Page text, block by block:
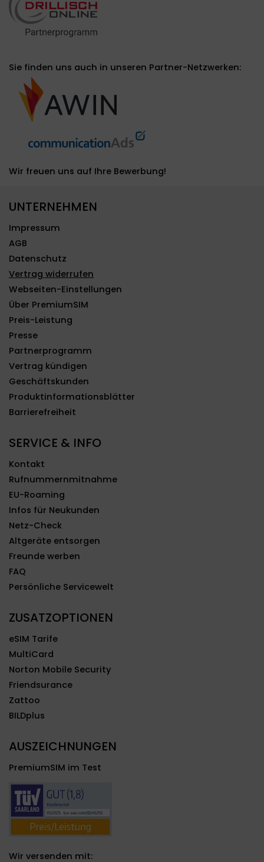
Sie finden uns auch in unseren Partner-Netzwerken:
Wir freuen uns auf Ihre Bewerbung!
UNTERNEHMEN
Impressum
AGB
Datenschutz
Vertrag widerrufen
Webseiten-Einstellungen
Über PremiumSIM
Preis-Leistung
Presse
Partnerprogramm
Vertrag kündigen
Geschäftskunden
Produktinformationsblätter
Barrierefreiheit
SERVICE & INFO
Kontakt
Rufnummernmitnahme
EU-Roaming
Infos für Neukunden
Netz-Check
Altgeräte entsorgen
Freunde werben
FAQ
Persönliche Servicewelt
ZUSATZOPTIONEN
eSIM Tarife
MultiCard
Norton Mobile Security
Friendsurance
Zattoo
BILDplus
AUSZEICHNUNGEN
PremiumSIM im Test
Wir versenden mit: